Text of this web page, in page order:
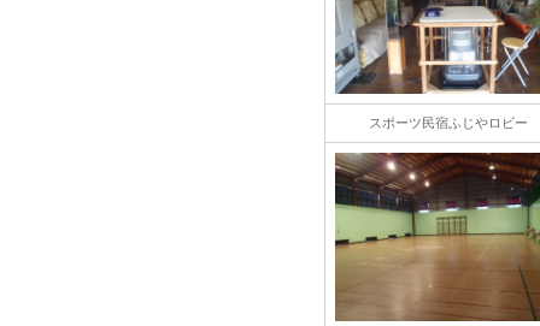
スポーツ民宿ふじやロビー